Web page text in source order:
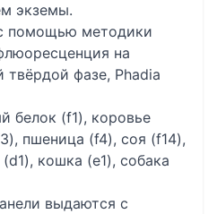
экземы.
помощью методики
на
фазе, Phadia
белок (f1), коровье
пшеница (f4), соя (f14),
кошка (e1), собака
выдаются с